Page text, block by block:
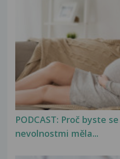
PODCAST: Proč byste
nevolnostmi měla...